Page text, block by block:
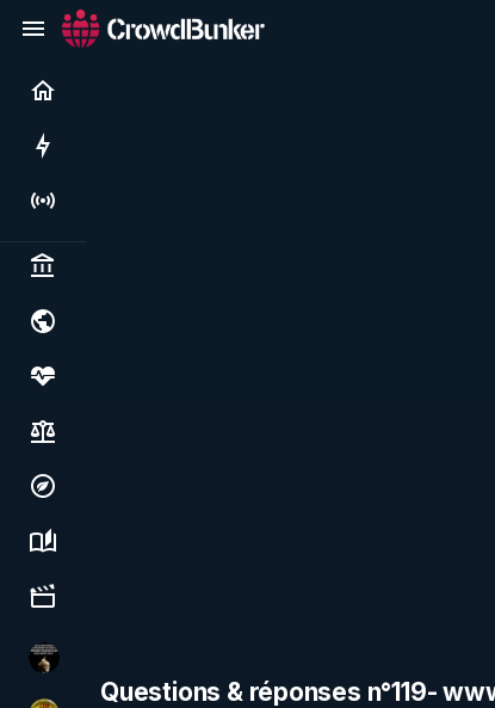
Live
Politics & institutions
Society, justice & freedoms
Economy, environment & technology
Science, history & spirituality
Culture, media & entertainment
Infos et vérité
Questions & réponses n°119-